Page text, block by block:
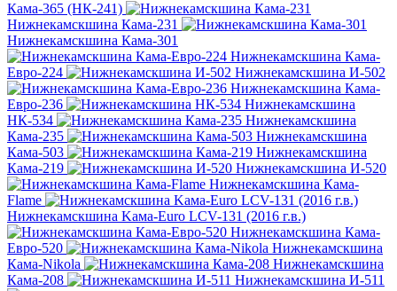
Кама-365 (НК-241)
Нижнекамскшина Кама-231
Нижнекамскшина Кама-301
Нижнекамскшина Кама-
Евро-224
Нижнекамскшина И-502
Нижнекамскшина Кама-
Евро-236
Нижнекамскшина
НК-534
Нижнекамскшина
Кама-235
Нижнекамскшина
Кама-503
Нижнекамскшина
Кама-219
Нижнекамскшина И-520
Нижнекамскшина Кама-
Flame
Нижнекамскшина Kама-Euro LCV-131 (2016 г.в.)
Нижнекамскшина Кама-
Евро-520
Нижнекамскшина
Кама-Nikola
Нижнекамскшина
Кама-208
Нижнекамскшина И-511